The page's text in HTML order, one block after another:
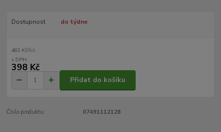
Dostupnost do týdne
482 Kč/ks
398 Kč
Přidat do košíku
Číslo produktu: 07491112128